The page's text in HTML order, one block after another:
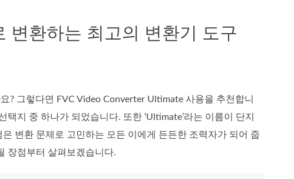
변환하는 최고의 변환기 도구
? 그렇다면 FVC Video Converter Ultimate 사용을 추천합니
지 중 하나가 되었습니다. 또한 ‘Ultimate’라는 이름이 단지
변환 문제로 고민하는 모든 이에게 든든한 조력자가 되어 줍
장점부터 살펴보겠습니다.